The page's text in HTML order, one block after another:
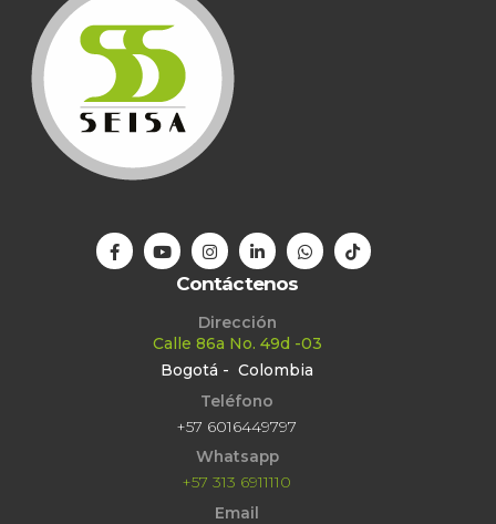
Contáctenos
Dirección
Calle 86a No. 49d -03
Bogotá - Colombia
Teléfono
+57 6016449797
Whatsapp
+57 313 6911110
Email